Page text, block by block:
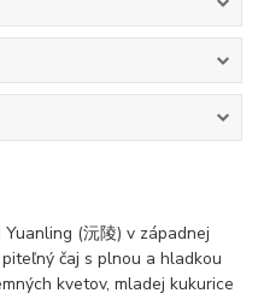
(沅陵) v západnej
čaj s plnou a hladkou
kvetov, mladej kukurice